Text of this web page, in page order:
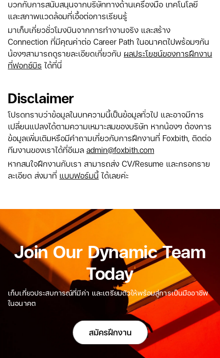
บวกกับการสนับสนุนจากบริษัททางด้านเครื่องมือ เทคโนโลยี
และสภาพแวดล้อมที่เอื้อต่อการเรียนรู้
มาเก็บเกี่ยวชั่วโมงบินจากการทำงานจริง และสร้าง
Connection ที่มีคุณค่าต่อ Career Path ในอนาคตไปพร้อมๆกัน
น้องๆสามารถดูรายละเอียดเกี่ยวกับ ผลประโยชน์ของการฝึกงาน
ที่ฟอกซ์บิธ ได้ที่นี่
Disclaimer
โปรดทราบว่าข้อมูลในบทความนี้เป็นข้อมูลทั่วไป และอาจมีการ
เปลี่ยนแปลงได้ตามความเหมาะสมของบริษัท หากน้องๆ ต้องการ
ข้อมูลเพิ่มเติมหรือมีคำถามเกี่ยวกับการฝึกงานที่ Foxbith, ติดต่อ
ทีมงานของเราได้ที่อีเมล admin@foxbith.com
หากสนใจฝึกงานกับเรา สามารถส่ง CV/Resume และกรอกราย
ละเอียด ส่งมาที่ แบบฟอร์มนี้ได้เลยค่ะ
Join Our Dynamic Team
Today
เก็บเกี่ยวประสบการณ์ที่มีค่า และเตรียมตัวให้พร้อมสู่การเป็นมืออาชีพ
ในอนาคต
สมัครฝึกงาน